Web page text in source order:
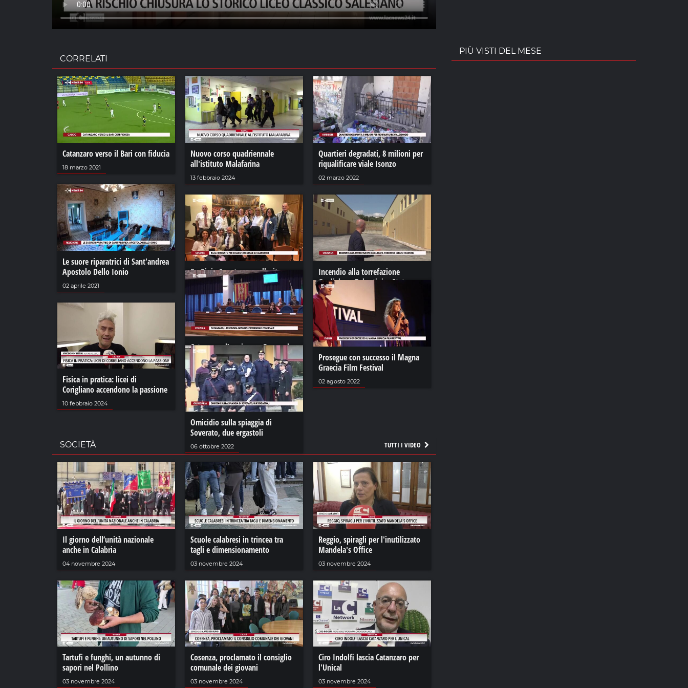
CORRELATI
Catanzaro verso il Bari con fiducia
18 marzo 2021
Nuovo corso quadriennale
all'istituto Malafarina
13 febbraio 2024
Quartieri degradati, 8 milioni per
riqualificare viale Isonzo
02 marzo 2022
Le suore riparatrici di Sant'andrea
Apostolo Dello Ionio
02 aprile 2021
Ra.Gi. in Senato per sollecitare
legge su Alzheimer
11 giugno 2023
Incendio alla torrefazione
Guglielmo, Tubertini: «Stato
assente»
28 agosto 2023
Catanzaro, l’ex cinema Orso nel
patrimonio comunale
05 maggio 2023
Prosegue con successo il Magna
Graecia Film Festival
02 agosto 2022
Fisica in pratica: licei di
Corigliano accendono la passione
10 febbraio 2024
Omicidio sulla spiaggia di
Soverato, due ergastoli
06 ottobre 2022 TUTTI I VIDEO
SOCIETÀ
Il giorno dell’unità nazionale
anche in Calabria
04 novembre 2024
Scuole calabresi in trincea tra
tagli e dimensionamento
03 novembre 2024
Reggio, spiragli per l'inutilizzato
Mandela's Office
03 novembre 2024
Tartufi e funghi, un autunno di
sapori nel Pollino
03 novembre 2024
Cosenza, proclamato il consiglio
comunale dei giovani
03 novembre 2024
Ciro Indolfi lascia Catanzaro per
l'Unical
03 novembre 2024
PIÙ VISTI DEL MESE